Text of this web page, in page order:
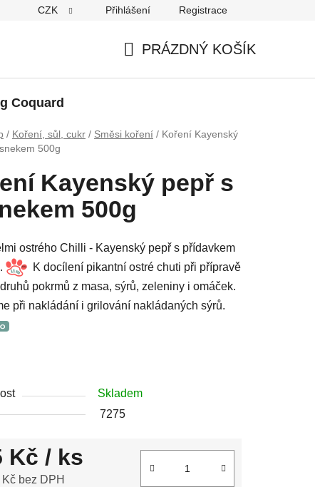
CZK Přihlášení Registrace
PRÁZDNÝ KOŠÍK
Coquard
/ Koření, sůl, cukr / Směsi koření / Koření Kayenský
500g
Kayenský pepř s
500g
ostrého Chilli - Kayenský pepř s přídavkem
K docílení pikantní ostré chuti při přípravě
pokrmů z masa, sýrů, zeleniny i omáček.
při nakládání i grilování nakládaných sýrů.
Skladem
7275
Kč / ks
bez DPH